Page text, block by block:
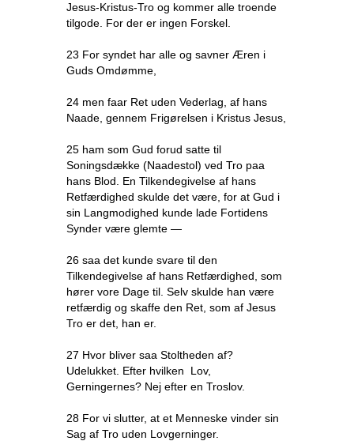
Jesus-Kristus-Tro og kommer alle troende
tilgode. For der er ingen Forskel.
23 For syndet har alle og savner Æren i
Guds Omdømme,
24 men faar Ret uden Vederlag, af hans
Naade, gennem Frigørelsen i Kristus Jesus,
25 ham som Gud forud satte til
Soningsdække (Naadestol) ved Tro paa
hans Blod. En Tilkendegivelse af hans
Retfærdighed skulde det være, for at Gud i
sin Langmodighed kunde lade Fortidens
Synder være glemte —
26 saa det kunde svare til den
Tilkendegivelse af hans Retfærdighed, som
hører vore Dage til. Selv skulde han være
retfærdig og skaffe den Ret, som af Jesus
Tro er det, han er.
27 Hvor bliver saa Stoltheden af?
Udelukket. Efter hvilken Lov,
Gerningernes? Nej efter en Troslov.
28 For vi slutter, at et Menneske vinder sin
Sag af Tro uden Lovgerninger.